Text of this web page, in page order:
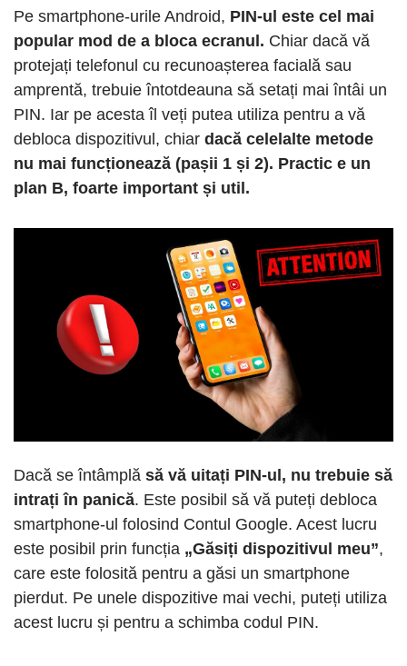
Pe smartphone-urile Android, PIN-ul este cel mai
popular mod de a bloca ecranul. Chiar dacă vă
protejați telefonul cu recunoașterea facială sau
amprentă, trebuie întotdeauna să setați mai întâi un
PIN. Iar pe acesta îl veți putea utiliza pentru a vă
debloca dispozitivul, chiar dacă celelalte metode
nu mai funcționează (pașii 1 și 2). Practic e un
plan B, foarte important și util.
Dacă se întâmplă să vă uitați PIN-ul, nu trebuie să
intrați în panică. Este posibil să vă puteți debloca
smartphone-ul folosind Contul Google. Acest lucru
este posibil prin funcția „Găsiți dispozitivul meu”,
care este folosită pentru a găsi un smartphone
pierdut. Pe unele dispozitive mai vechi, puteți utiliza
acest lucru și pentru a schimba codul PIN.